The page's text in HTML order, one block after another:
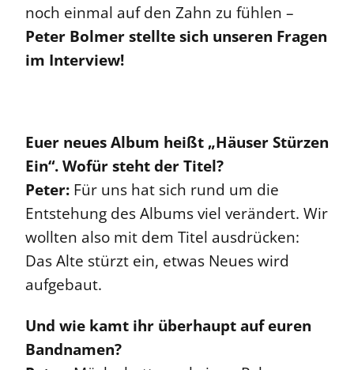
noch einmal auf den Zahn zu fühlen –
Peter Bolmer stellte sich unseren Fragen
im Interview!
Euer neues Album heißt „Häuser Stürzen
Ein“. Wofür steht der Titel?
Peter: Für uns hat sich rund um die
Entstehung des Albums viel verändert. Wir
wollten also mit dem Titel ausdrücken:
Das Alte stürzt ein, etwas Neues wird
aufgebaut.
Und wie kamt ihr überhaupt auf euren
Bandnamen?